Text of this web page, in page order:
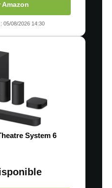
Amazon
05/08/2026 14:30
System 6